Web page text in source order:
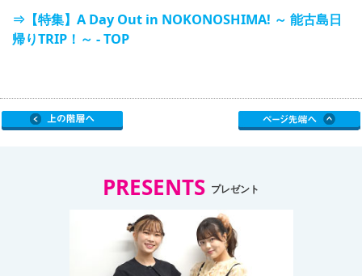
⇒【特集】A Day Out in NOKONOSHIMA! ～ 能古島日
帰りTRIP！～ - TOP
PRESENTS プレゼント